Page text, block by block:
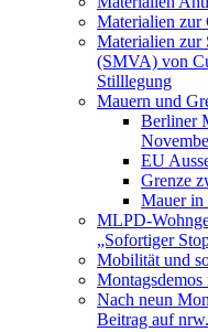
Materialien zur
Materialien zur
(SMVA) von
Stilllegung
Mauern und
Berliner
EU
Grenze
Mauer in
MLPD-
„Sofortiger
Mobilität und
Nach neun
Beitrag auf